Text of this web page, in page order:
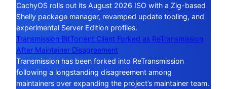
CachyOS rolls out its August 2026 ISO with a Zig-based
Shelly package manager, revamped update tooling, and
experimental Server Edition profiles.
Transmission BitTorrent Client Forked as ReTransmission
After Maintainer Disagreement
Transmission has been forked into ReTransmission
following a longstanding disagreement among
maintainers over expanding the project’s maintainer team.